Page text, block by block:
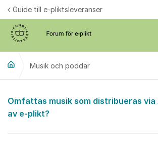
Hoppa till innehåll
Guide till e-pliktsleveranser
Musik och poddar
Musik och
Omfattas musik som distribueras via
av e-plikt?